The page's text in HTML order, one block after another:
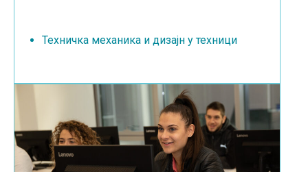
Техничка механика и дизајн у техници